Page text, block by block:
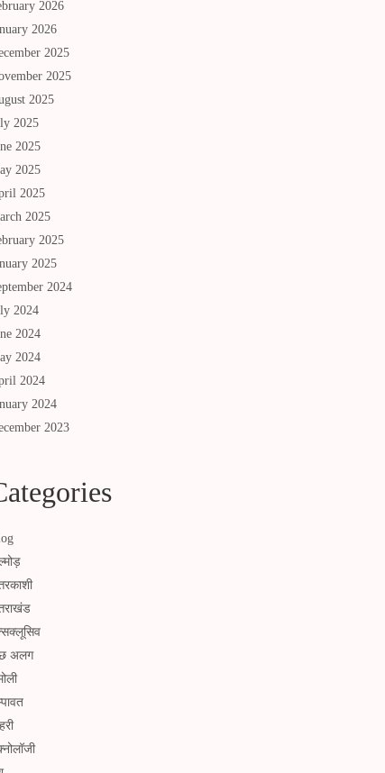
2026
2026
2025
2025
2025
2025
2025
2025
2025
2025
2025
2025
2024
2024
2024
2024
2024
2024
2023
अलग